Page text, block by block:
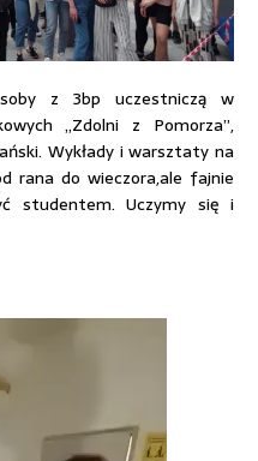
z 3bp uczestniczą w
„Zdolni z Pomorza”,
Wykłady i warsztaty na
rana do wieczora,ale fajnie
studentem. Uczymy się i